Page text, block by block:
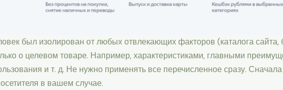
был изолирован от любых отвлекающих факторов (каталога сайта,
о целевом товаре. Например, характеристиками, главными
и т. д. Не нужно применять все перечисленное сразу.
в вашем случае.